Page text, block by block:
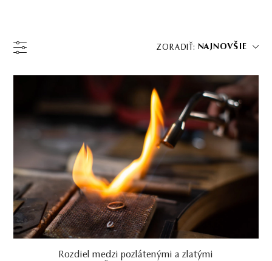
ZORADIŤ: NAJNOVŠIE
Rozdiel medzi pozlátenými a zlatými